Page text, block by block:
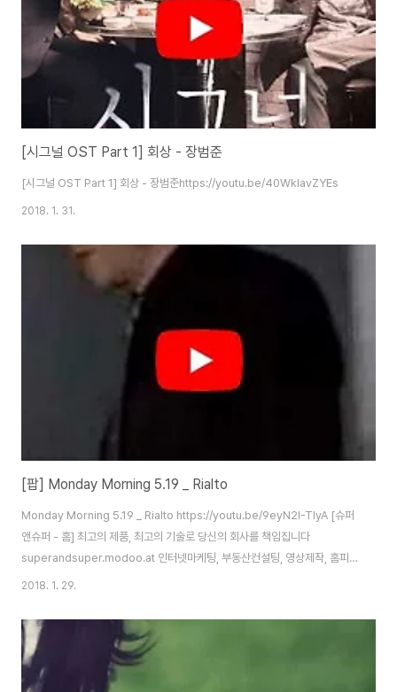
[시그널 OST Part 1] 회상 - 장범준
[시그널 OST Part 1] 회상 - 장범준https://youtu.be/40WklavZYEs
2018. 1. 31.
[팝] Monday Morning 5.19 _ Rialto
Monday Morning 5.19 _ Rialto https://youtu.be/9eyN2I-TlyA [슈퍼
앤슈퍼 - 홈] 최고의 제품, 최고의 기술로 당신의 회사를 책임집니다
superandsuper.modoo.at 인터넷마케팅, 부동산컨설팅, 영상제작, 홈피
제작, 블로그제작, 제작홍보, 방송제작, 인터넷쇼핑몰
2018. 1. 29.